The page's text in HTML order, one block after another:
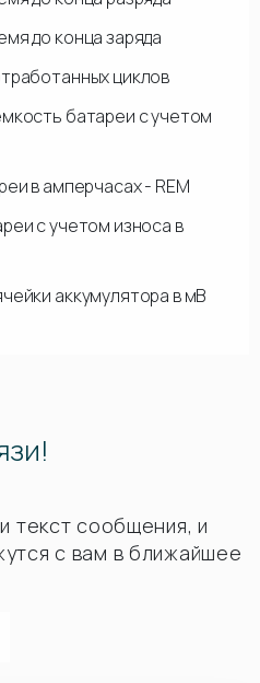
до конца заряда
циклов
батареи с учетом
в амперчасах - REM
с учетом износа в
аккумулятора в мВ
текст сообщения, и
с вам в ближайшее